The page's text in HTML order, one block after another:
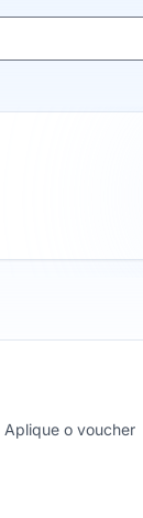
o voucher